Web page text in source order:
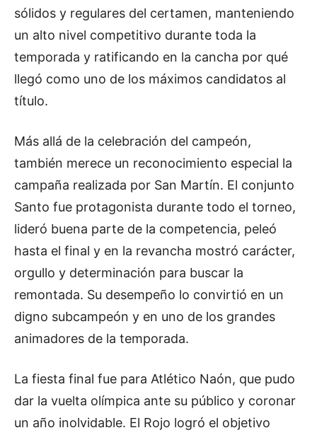
sólidos y regulares del certamen, manteniendo
un alto nivel competitivo durante toda la
temporada y ratificando en la cancha por qué
llegó como uno de los máximos candidatos al
título.
Más allá de la celebración del campeón,
también merece un reconocimiento especial la
campaña realizada por San Martín. El conjunto
Santo fue protagonista durante todo el torneo,
lideró buena parte de la competencia, peleó
hasta el final y en la revancha mostró carácter,
orgullo y determinación para buscar la
remontada. Su desempeño lo convirtió en un
digno subcampeón y en uno de los grandes
animadores de la temporada.
La fiesta final fue para Atlético Naón, que pudo
dar la vuelta olímpica ante su público y coronar
un año inolvidable. El Rojo logró el objetivo